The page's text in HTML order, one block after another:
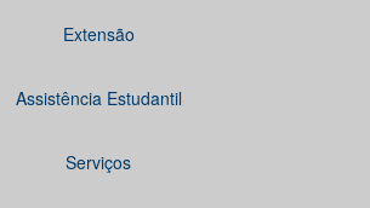
Extensão
Assistência Estudantil
Serviços